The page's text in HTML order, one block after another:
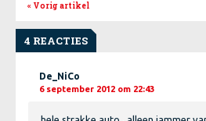
« Vorig artikel
4 REACTIES
De_NiCo
6 september 2012 om 22:43